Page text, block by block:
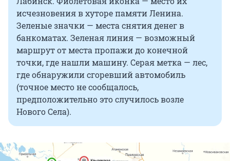
исчезновения в хуторе памяти Ленина.
Зеленые значки — места снятия денег в
банкоматах. Зеленая линия — возможный
маршрут от места пропажи до конечной
точки, где нашли машину. Серая метка — лес,
где обнаружили сгоревший автомобиль
(точное место не сообщалось,
предположительно это случилось возле
Нового Села).